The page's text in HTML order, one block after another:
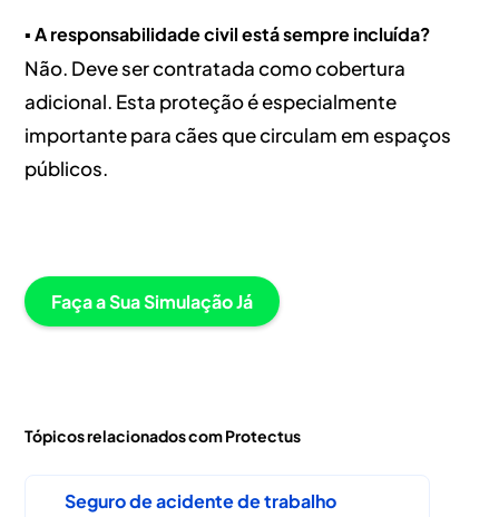
▪️ A responsabilidade civil está sempre incluída?
Não. Deve ser contratada como cobertura
adicional. Esta proteção é especialmente
importante para cães que circulam em espaços
públicos.
Faça a Sua Simulação Já
Tópicos relacionados com Protectus
Seguro de acidente de trabalho